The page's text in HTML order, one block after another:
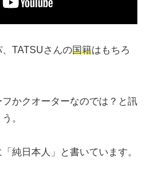
TATSUさんの国籍はもちろ
かクオーターなのでは？と訊
。
純日本人」と書いています。